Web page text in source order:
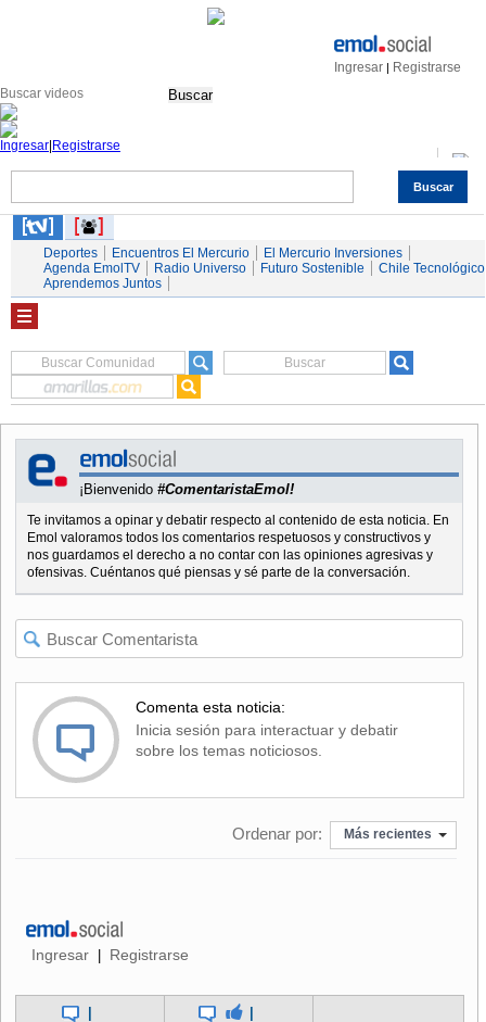
Ingresar | Registrarse
Buscar
Buscar
Ingresar Registrarse
Servicios
Deportes Encuentros El Mercurio
El Mercurio Inversiones
Agenda EmolTV
Radio Universo Futuro Sostenible
Chile Tecnológico
Aprendemos Juntos
¡Bienvenido #ComentaristaEmol!
Te invitamos a opinar y debatir respecto al contenido de esta noticia. En
Emol valoramos todos los comentarios respetuosos y constructivos y
nos guardamos el derecho a no contar con las opiniones agresivas y
ofensivas. Cuéntanos qué piensas y sé parte de la conversación.
Comenta esta noticia:
Inicia sesión para interactuar y debatir
sobre los temas noticiosos.
Ordenar por: Más recientes
Ingresar | Registrarse
| |